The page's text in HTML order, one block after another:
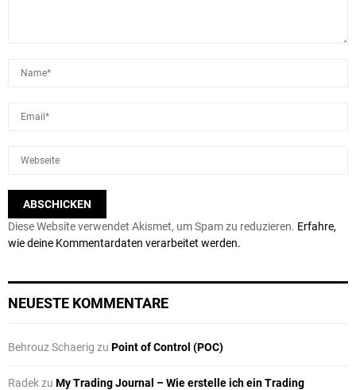
Diese Website verwendet Akismet, um Spam zu reduzieren. Erfahre,
wie deine Kommentardaten verarbeitet werden.
NEUESTE KOMMENTARE
Behrouz Schaerig zu Point of Control (POC)
Radekzu My Trading Journal – Wie erstelle ich ein Trading